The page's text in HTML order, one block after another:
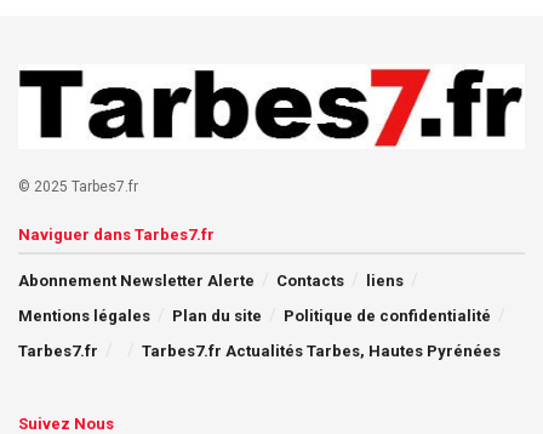
© 2025 Tarbes7.fr
Naviguer dans Tarbes7.fr
Abonnement Newsletter Alerte Contacts
liens
Mentions légales
Plan du site
Politique de confidentialité
Tarbes7.fr
Tarbes7.fr Actualités Tarbes, Hautes Pyrénées
Suivez Nous